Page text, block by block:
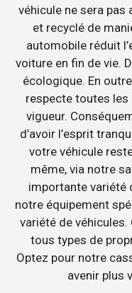
véhicule ne sera
et recyclé de
automobile réduit
voiture en fin de vie.
écologique. En
respecte toutes les
vigueur.
d’avoir l’esprit
votre véhicule
même, via notre
importante variété
notre équipement
variété de véhicules.
tous types de
Optez pour notre
avenir plus